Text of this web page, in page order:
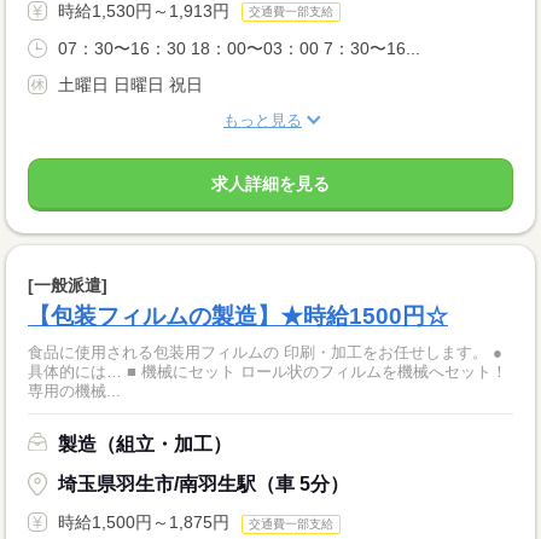
時給1,530円～1,913円 交通費一部支給
07：30〜16：30 18：00〜03：00 7：30〜16...
土曜日 日曜日 祝日
もっと見る
求人詳細を見る
[一般派遣]
【包装フィルムの製造】★時給1500円☆
食品に使用される包装用フィルムの 印刷・加工をお任せします。 ●
具体的には… ■ 機械にセット ロール状のフィルムを機械へセット！
専用の機械...
製造（組立・加工）
埼玉県羽生市/南羽生駅（車 5分）
時給1,500円～1,875円 交通費一部支給